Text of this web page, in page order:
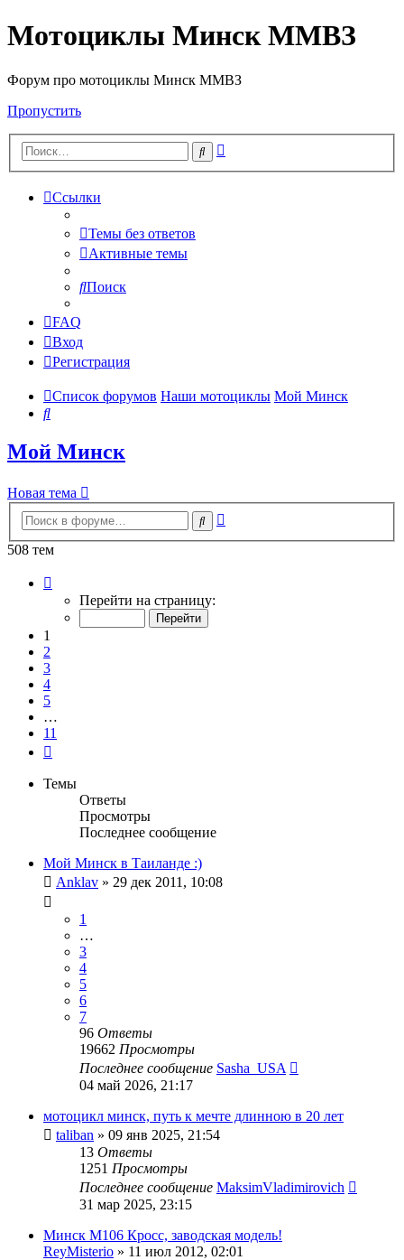
Мотоциклы Минск ММВЗ
Форум про мотоциклы Минск ММВЗ
Пропустить
Поиск
Ссылки
Темы без ответов
Активные темы
Поиск
FAQ
Вход
Регистрация
Список форумов Наши мотоциклы Мой Минск
Поиск
Мой Минск
Новая тема
Поиск
508 тем
Перейти на страницу:
1
2
3
4
5
…
11
Темы
Ответы
Просмотры
Последнее сообщение
Мой Минск в Таиланде :)
Anklav » 29 дек 2011, 10:08
1
…
3
4
5
6
7
96 Ответы
19662 Просмотры
Последнее сообщение Sasha_USA
04 май 2026, 21:17
мотоцикл минск, путь к мечте длинною в 20 лет
taliban » 09 янв 2025, 21:54
13 Ответы
1251 Просмотры
Последнее сообщение MaksimVladimirovich
31 мар 2025, 23:15
Минск М106 Кросс, заводская модель!
ReyMisterio » 11 июл 2012, 02:01